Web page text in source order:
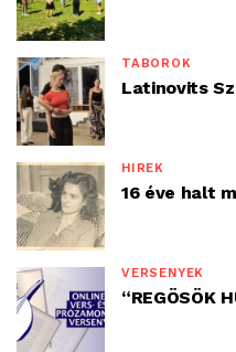
TÁBOROK
Latinovits
HÍREK
16 éve halt
VERSENYEK
“REGÖSÖK